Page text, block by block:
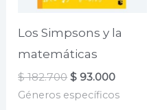
Los Simpsons y la
matemáticas
$182.700 El
precio
original
$ 93.000El
actual
Géneros específicos